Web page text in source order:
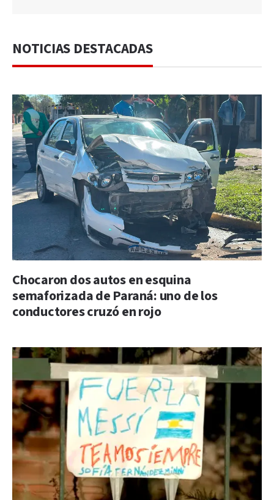
NOTICIAS DESTACADAS
Chocaron dos autos en esquina
semaforizada de Paraná: uno de los
conductores cruzó en rojo